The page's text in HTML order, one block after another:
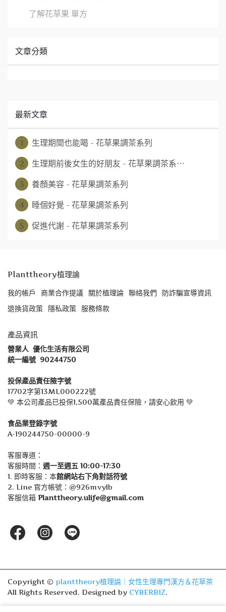
了解花草果 單方
文章分類
最新文章
1 生理期間也能喝 - 花草果調茶系列
2 生理期前後女生的好朋友 - 花草果調茶系⋯
3 養顏美容 - 花草果調茶系列
4 睡個好覺 - 花草果調茶系列
5 促進代謝 - 花草果調茶系列
Planttheory植理論
我的帳戶 商業合作提議 關於植理論 聯絡我們
防詐騙宣導資訊
退換貨政策
隱私政策 服務條款
產品資訊
營業人  優化生活有限公司
統一編號  90244750
投保產品責任險字號
17702字第13ML000222號
💚 本公司產品已投保1,500萬產品責任保險，請安心飲用 💚
食品業登錄字號
A-190244750-00000-9
客服專道：
客服時間： 週一至週五 10:00-17:30
1. 即時客服：本館網站右下角對話符號
2. Line 官方帳號：@926mvylb
客服信箱 Planttheory.ulife@gmail.com
Copyright © planttheory植理論｜女性生理專門漢方＆花草茶
All Rights Reserved. Designed by CYBERBIZ.